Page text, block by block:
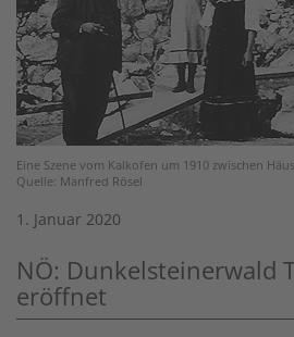
Eine Szene vom Kalkofen um 1910 zwischen
Quelle: Manfred Rösel
1. Januar 2020
NÖ: Dunkelsteinerwald
eröffnet